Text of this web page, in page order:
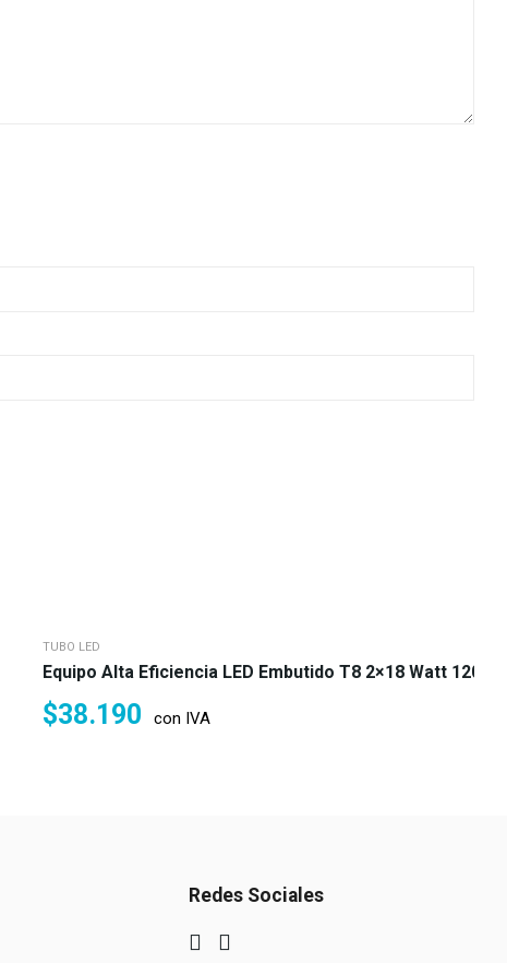
TUBO LED
Equipo Alta Eficiencia LED Embutido T8 2×18 Watt
$38.190 con IVA
Redes Sociales